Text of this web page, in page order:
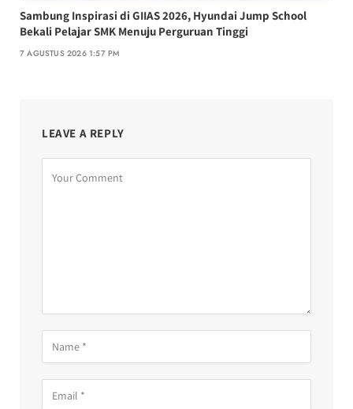
Sambung Inspirasi di GIIAS 2026, Hyundai Jump School
Bekali Pelajar SMK Menuju Perguruan Tinggi
7 AGUSTUS 2026 1:57 PM
LEAVE A REPLY